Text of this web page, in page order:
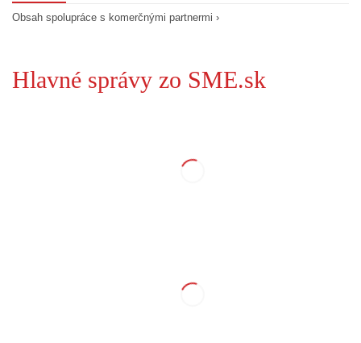
Obsah spolupráce s komerčnými partnermi ›
Hlavné správy zo SME.sk